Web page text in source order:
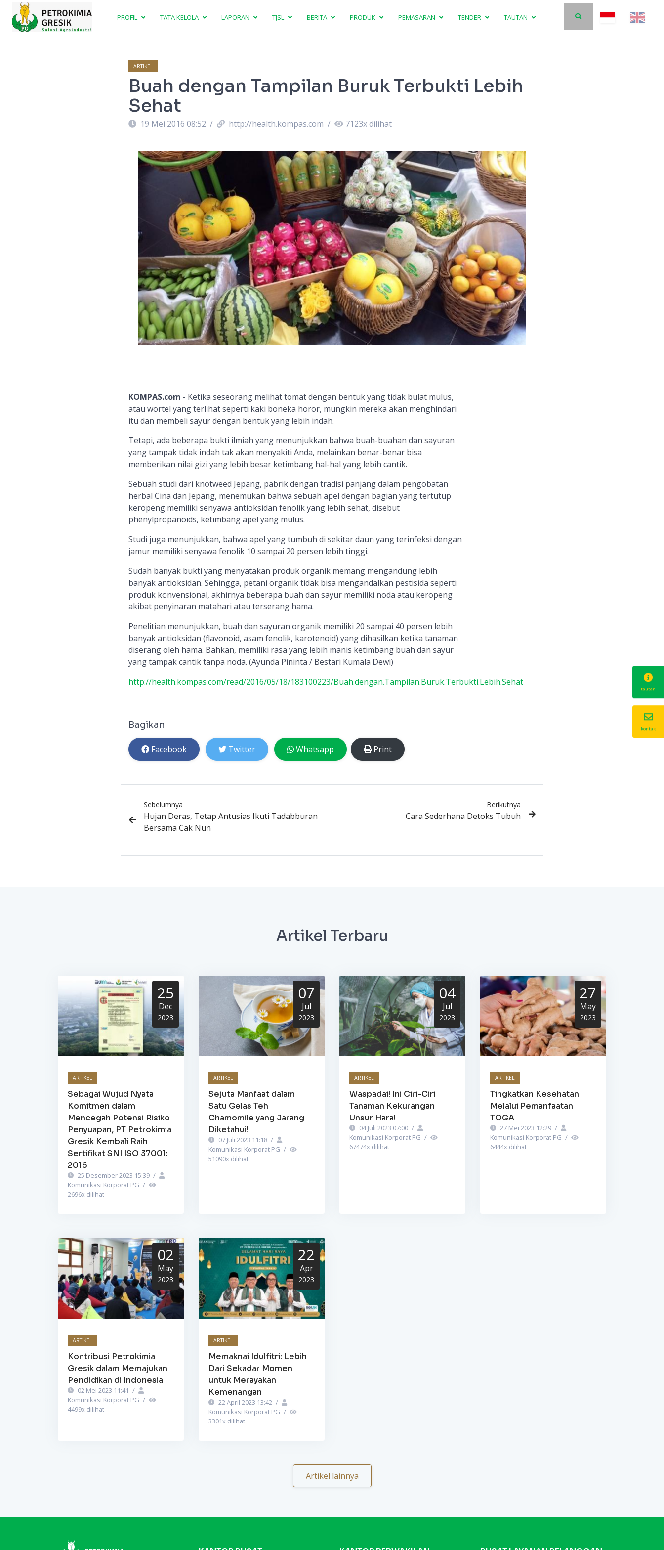
PROFIL TATA KELOLA LAPORAN TJSL BERITA PRODUK PEMASARAN TENDER TAUTAN
ARTIKEL
Buah dengan Tampilan Buruk Terbukti Lebih
Sehat
19 Mei 2016 08:52 / http://health.kompas.com / 7123x dilihat
KOMPAS.com - Ketika seseorang melihat tomat dengan bentuk yang tidak bulat mulus,
atau wortel yang terlihat seperti kaki boneka horor, mungkin mereka akan menghindari
itu dan membeli sayur dengan bentuk yang lebih indah.
Tetapi, ada beberapa bukti ilmiah yang menunjukkan bahwa buah-buahan dan sayuran
yang tampak tidak indah tak akan menyakiti Anda, melainkan benar-benar bisa
memberikan nilai gizi yang lebih besar ketimbang hal-hal yang lebih cantik.
Sebuah studi dari knotweed Jepang, pabrik dengan tradisi panjang dalam pengobatan
herbal Cina dan Jepang, menemukan bahwa sebuah apel dengan bagian yang tertutup
keropeng memiliki senyawa antioksidan fenolik yang lebih sehat, disebut
phenylpropanoids, ketimbang apel yang mulus.
Studi juga menunjukkan, bahwa apel yang tumbuh di sekitar daun yang terinfeksi dengan
jamur memiliki senyawa fenolik 10 sampai 20 persen lebih tinggi.
Sudah banyak bukti yang menyatakan produk organik memang mengandung lebih
banyak antioksidan. Sehingga, petani organik tidak bisa mengandalkan pestisida seperti
produk konvensional, akhirnya beberapa buah dan sayur memiliki noda atau keropeng
akibat penyinaran matahari atau terserang hama.
Penelitian menunjukkan, buah dan sayuran organik memiliki 20 sampai 40 persen lebih
banyak antioksidan (flavonoid, asam fenolik, karotenoid) yang dihasilkan ketika tanaman
diserang oleh hama. Bahkan, memiliki rasa yang lebih manis ketimbang buah dan sayur
yang tampak cantik tanpa noda. (Ayunda Pininta / Bestari Kumala Dewi)
http://health.kompas.com/read/2016/05/18/183100223/Buah.dengan.Tampilan.Buruk.Terbukti.Lebih.Sehat
Bagikan
Facebook Twitter Whatsapp Print
Sebelumnya
Hujan Deras, Tetap Antusias Ikuti Tadabburan
Bersama Cak Nun
Berikutnya
Cara Sederhana Detoks Tubuh
Artikel Terbaru
25
Dec
2023
ARTIKEL
Sebagai Wujud Nyata
Komitmen dalam
Mencegah Potensi Risiko
Penyuapan, PT Petrokimia
Gresik Kembali Raih
Sertifikat SNI ISO 37001:
2016
25 Desember 2023 15:39 /
Komunikasi Korporat PG /
2696x dilihat
07
Jul
2023
ARTIKEL
Sejuta Manfaat dalam
Satu Gelas Teh
Chamomile yang Jarang
Diketahui!
07 Juli 2023 11:18 /
Komunikasi Korporat PG /
51090x dilihat
04
Jul
2023
ARTIKEL
Waspadai! Ini Ciri-Ciri
Tanaman Kekurangan
Unsur Hara!
04 Juli 2023 07:00 /
Komunikasi Korporat PG /
67474x dilihat
27
May
2023
ARTIKEL
Tingkatkan Kesehatan
Melalui Pemanfaatan
TOGA
27 Mei 2023 12:29 /
Komunikasi Korporat PG /
6444x dilihat
02
May
2023
ARTIKEL
Kontribusi Petrokimia
Gresik dalam Memajukan
Pendidikan di Indonesia
02 Mei 2023 11:41 /
Komunikasi Korporat PG /
4499x dilihat
22
Apr
2023
ARTIKEL
Memaknai Idulfitri: Lebih
Dari Sekadar Momen
untuk Merayakan
Kemenangan
22 April 2023 13:42 /
Komunikasi Korporat PG /
3301x dilihat
Artikel lainnya
tautan
kontak